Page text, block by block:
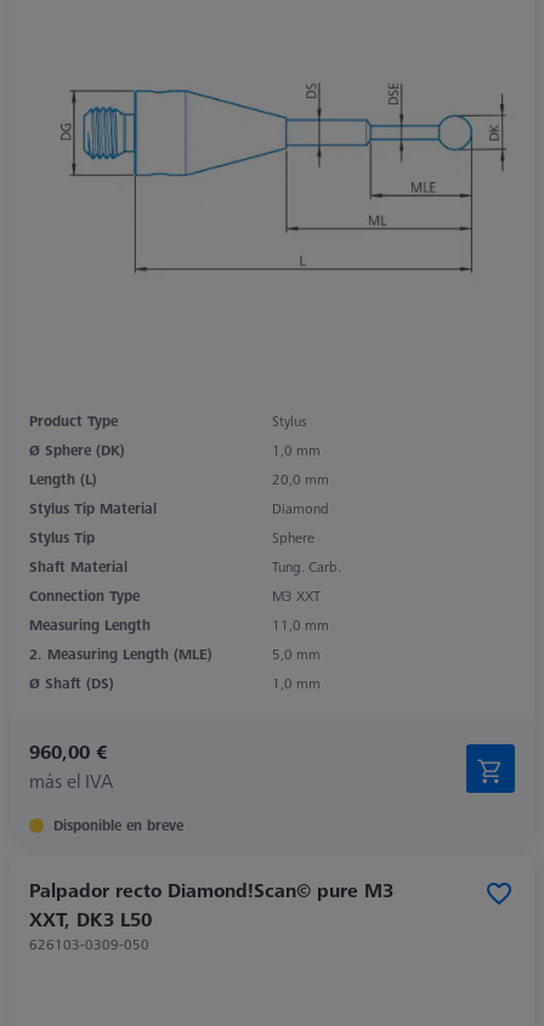
Product Type
Stylus
Ø Sphere (DK)
1,0 mm
Length (L)
20,0 mm
Stylus Tip Material
Diamond
Stylus Tip
Sphere
Shaft Material
Tung. Carb.
Connection Type
M3 XXT
Measuring Length
11,0 mm
2. Measuring Length (MLE)
5,0 mm
Ø Shaft (DS)
1,0 mm
960,00 €
más el IVA
Disponible en breve
Palpador recto Diamond!Scan© pure M3
XXT, DK3 L50
626103-0309-050